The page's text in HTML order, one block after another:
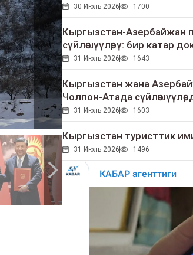
30 Июль 2026 1700
Кыргызстан-Азербайжан
сүйлөшүүлөрү: бир катар
31 Июль 2026 1643
Кыргызстан жана
Чолпон-Атада
31 Июль 2026 1603
Кыргызстан туристтик
31 Июль 2026 1496